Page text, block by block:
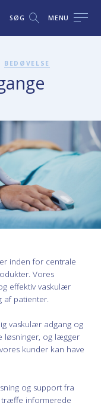
SØG MENU
BEDØVELSE
inden for centrale
Vores
effektiv vaskulær
af patienter.
vaskulær adgang og
løsninger, og lægger
kunder kan have
og support fra
træffe informerede